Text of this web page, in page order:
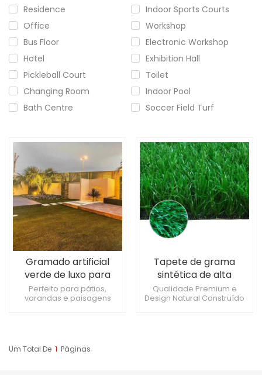
Residence
Indoor Sports Courts
Office
Workshop
Bus Floor
Electronic Workshop
Hotel
Exhibition Hall
Pickleball Court
Toilet
Changing Room
Indoor Pool
Bath Centre
Soccer Field Turf
Gramado artificial
verde de luxo para
paisagismo externo
Perfeito para pátios,
varandas e paisagens
estilete para formas
personalizadas
Tapete de grama
sintética de alta
qualidade | Grama de 3
a 5 cm para esportes e
Qualidade Premium e
Design Natural Construído
Um Total De 1 Páginas